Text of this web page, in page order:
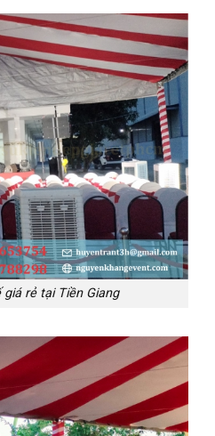
giá rẻ tại Tiền Giang